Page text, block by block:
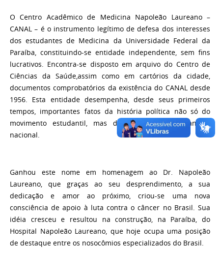
O Centro Acadêmico de Medicina Napoleão Laureano –
CANAL – é o instrumento legítimo de defesa dos interesses
dos estudantes de Medicina da Universidade Federal da
Paraíba, constituindo-se entidade independente, sem fins
lucrativos. Encontra-se disposto em arquivo do Centro de
Ciências da Saúde,assim como em cartórios da cidade,
documentos comprobatórios da existência do CANAL desde
1956. Esta entidade desempenha, desde seus primeiros
tempos, importantes fatos da história política não só do
movimento estudantil, mas da sociedade paraibana e
nacional.
Ganhou este nome em homenagem ao Dr. Napoleão
Laureano, que graças ao seu desprendimento, a sua
dedicação e amor ao próximo, criou-se uma nova
consciência de apoio à luta contra o câncer no Brasil. Sua
idéia cresceu e resultou na construção, na Paraíba, do
Hospital Napoleão Laureano, que hoje ocupa uma posição
de destaque entre os nosocômios especializados do Brasil.